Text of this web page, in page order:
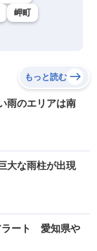
岬町
もっと読む
雨のエリアは南
大な雨柱が出現
ラート 愛知県や